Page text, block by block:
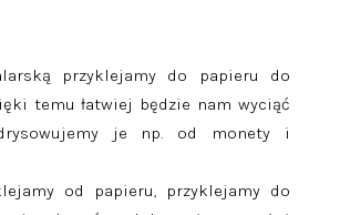
przyklejamy do papieru do
temu łatwiej będzie nam wyciąć
je np. od monety i
od papieru, przyklejamy do